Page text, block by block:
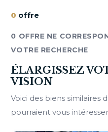
0 offre
0 OFFRE NE
VOTRE RECHERCHE
ÉLARGISSEZ
VISION
Voici des biens similaires
pourraient vous